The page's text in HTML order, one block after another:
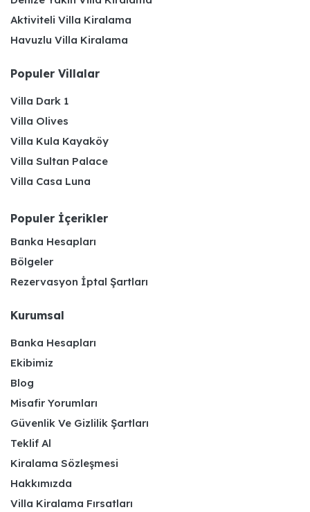
Aktiviteli Villa Kiralama
Havuzlu Villa Kiralama
Populer Villalar
Villa Dark 1
Villa Olives
Villa Kula Kayaköy
Villa Sultan Palace
Villa Casa Luna
Populer İçerikler
Banka Hesapları
Bölgeler
Rezervasyon İptal Şartları
Kurumsal
Banka Hesapları
Ekibimiz
Blog
Misafir Yorumları
Güvenlik Ve Gizlilik Şartları
Teklif Al
Kiralama Sözleşmesi
Hakkımızda
Villa Kiralama Fırsatları